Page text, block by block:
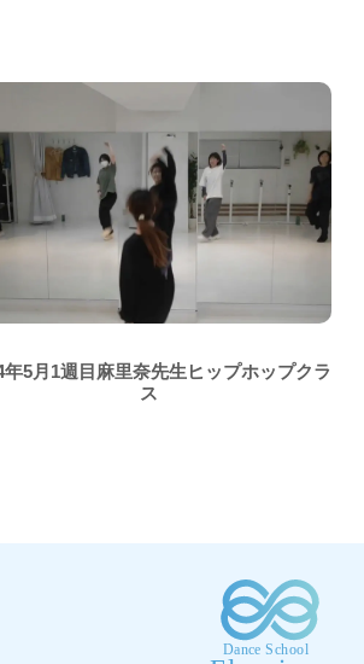
年5月1週目麻里奈先生ヒップホップクラ
ス